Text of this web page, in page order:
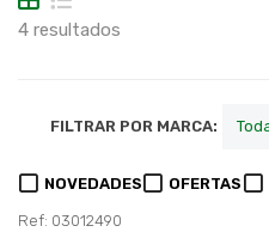
4 resultados
FILTRAR POR MARCA:
NOVEDADES OFERTAS
Ref: 03012490